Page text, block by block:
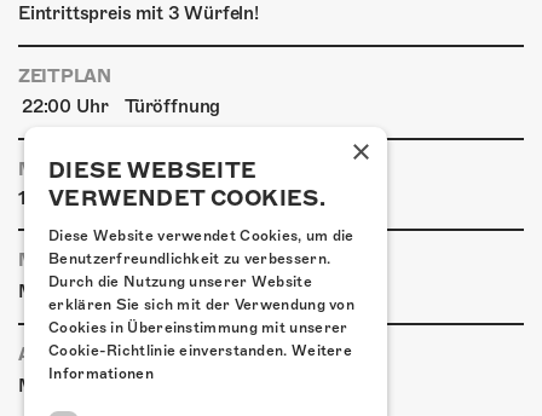
Eintrittspreis mit 3 Würfeln!
ZEITPLAN
22:00 Uhr
Türöffnung
MINDESTALTER
16 Jahre (ID, Pass, Führerschein)
MOONLINER
Moonlinerfahrplan ab Kofmehl
ANREISE
Mit den ÖVs | Mit dem Auto
×
DIESE WEBSEITE
VERWENDET COOKIES.
Diese Website verwendet Cookies, um die
Benutzerfreundlichkeit zu verbessern.
Durch die Nutzung unserer Website
erklären Sie sich mit der Verwendung von
Cookies in Übereinstimmung mit unserer
Cookie-Richtlinie einverstanden. Weitere
Informationen